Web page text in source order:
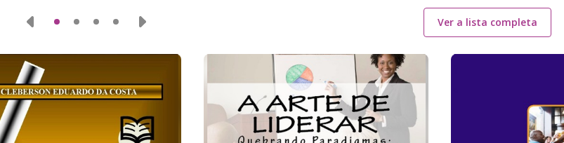
Ver a lista completa